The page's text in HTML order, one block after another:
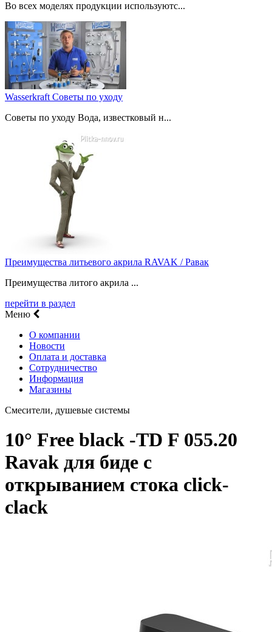
Во всех моделях продукции используютс...
Wasserkraft Советы по уходу
Советы по уходу Вода, известковый н...
Преимущества литьевого акрила RAVAK / Равак
Преимущества литого акрила ...
перейти в раздел
Меню
О компании
Новости
Оплата и доставка
Сотрудничество
Информация
Магазины
Смесители, душевые системы
10° Free black -TD F 055.20
Ravak для биде с
открыванием стока click-
clack